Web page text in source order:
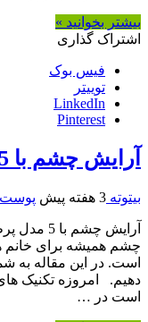
بیشتر بخوانید »
اشتراک گذاری
فیس بوک
توییتر
LinkedIn
Pinterest
آرایش چشم با 5 مدل پرطرفدار
بیتوته 3 هفته پیش
آرایش
چشم همیشه برای
دهیم. امروزه تکنیک
است در …